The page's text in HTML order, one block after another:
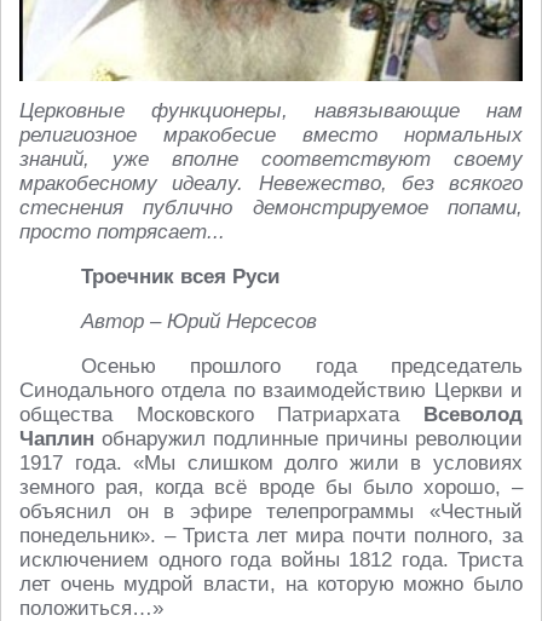
Церковные функционеры, навязывающие нам
религиозное мракобесие вместо нормальных
знаний, уже вполне соответствуют своему
мракобесному идеалу. Невежество, без всякого
стеснения публично демонстрируемое попами,
просто потрясает...
Троечник всея Руси
Автор – Юрий Нерсесов
Осенью прошлого года председатель
Синодального отдела по взаимодействию Церкви и
общества Московского Патриархата Всеволод
Чаплин обнаружил подлинные причины революции
1917 года. «Мы слишком долго жили в условиях
земного рая, когда всё вроде бы было хорошо, –
объяснил он в эфире телепрограммы «Честный
понедельник». – Триста лет мира почти полного, за
исключением одного года войны 1812 года. Триста
лет очень мудрой власти, на которую можно было
положиться…»